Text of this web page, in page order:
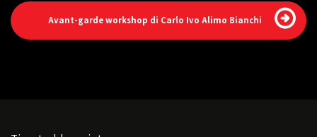
Avant-garde workshop di Carlo Ivo Alimo Bianchi